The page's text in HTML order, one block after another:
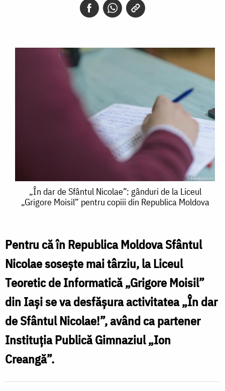
dar
Sfântul
Nicolae”:
gânduri
de
la
„Grigore
Moisil”
pentru
„În dar de Sfântul Nicolae”: gânduri de la Liceul
„Grigore Moisil” pentru copiii din Republica Moldova
Pentru că în Republica Moldova Sfântul
Nicolae sosește mai târziu, la Liceul
Teoretic de Informatică „Grigore Moisil”
din Iași se va desfășura activitatea „În dar
de Sfântul Nicolae!”, având ca partener
Instituția Publică Gimnaziul „Ion
Creangă”.